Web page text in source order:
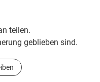
teilen.
geblieben sind.